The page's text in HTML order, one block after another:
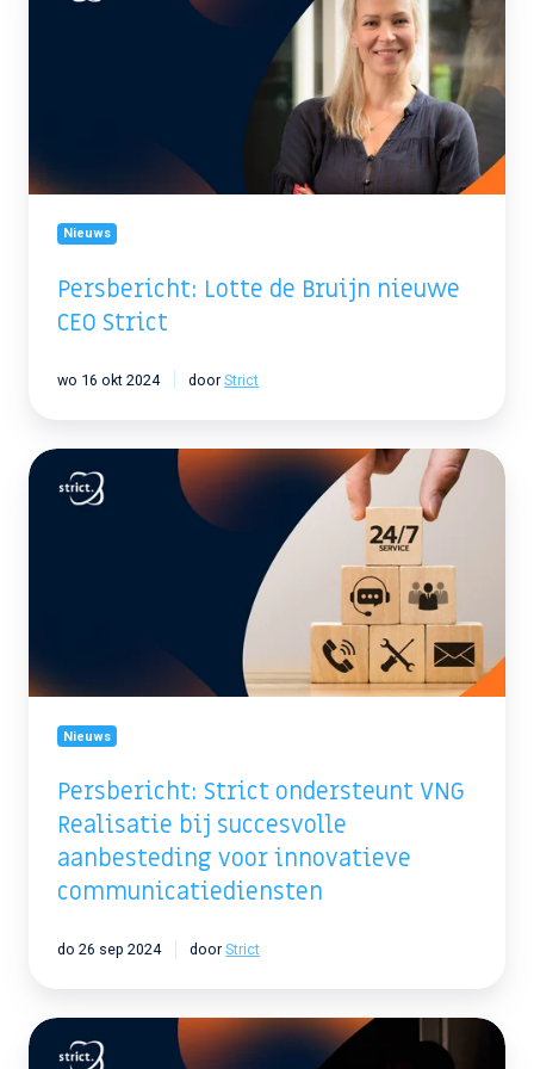
Nieuws
Persbericht: Lotte de Bruijn nieuwe
CEO Strict
wo 16 okt 2024 doorStrict
Persbericht:
Strict
ondersteunt
innovatieve
Nieuws
Persbericht: Strict ondersteunt VNG
Realisatie bij succesvolle
aanbesteding voor innovatieve
communicatiediensten
do 26 sep 2024 doorStrict
Persbericht:
Meerderheid